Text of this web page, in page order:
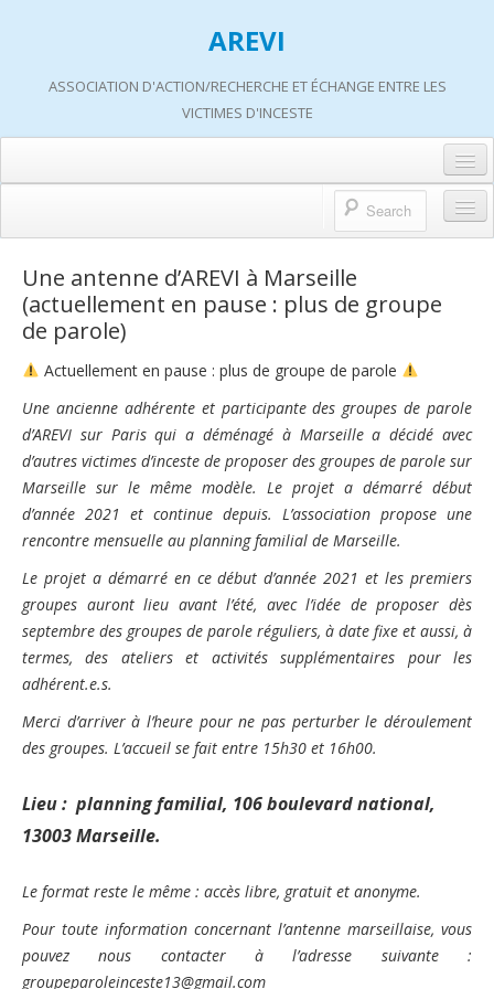
AREVI
ASSOCIATION D'ACTION/RECHERCHE ET ÉCHANGE ENTRE LES
VICTIMES D'INCESTE
A propos d’AREVI
Les groupes de paroles
Les ateliers
S’informer
Adhérer
Nous soutenir
Nous contacter
Politique de cookies (UE)
A propos d’AREVI
Qui sommes-nous ?
Historique de nos actions
Travaux AREVI
Adhérer
Pour les bénévoles
Dépliant de présentation
Les groupes de paroles
Fonctionnement des groupes de parole
Groupes de parole à Paris
Groupes de parole à Toulouse
Thèmes abordés lors des groupes de parole
Une antenne d’AREVI à Marseille
(actuellement en pause : plus de groupe
de parole)
Actuellement en pause : plus de groupe de parole
Une ancienne adhérente et participante des groupes de parole
d’AREVI sur Paris qui a déménagé à Marseille a décidé avec
d’autres victimes d’inceste de proposer des groupes de parole sur
Marseille sur le même modèle. Le projet a démarré début
d’année 2021 et continue depuis. L’association propose une
rencontre mensuelle au planning familial de Marseille.
Le projet a démarré en ce début d’année 2021 et les premiers
groupes auront lieu avant l’été, avec l’idée de proposer dès
septembre des groupes de parole réguliers, à date fixe et aussi, à
termes, des ateliers et activités supplémentaires pour les
adhérent.e.s.
Merci d’arriver à l’heure pour ne pas perturber le déroulement
des groupes. L’accueil se fait entre 15h30 et 16h00.
Lieu : planning familial, 106 boulevard national,
13003 Marseille.
Le format reste le même : accès libre, gratuit et anonyme.
Pour toute information concernant l’antenne marseillaise, vous
pouvez nous contacter à l’adresse suivante :
groupeparoleinceste13@gmail.com